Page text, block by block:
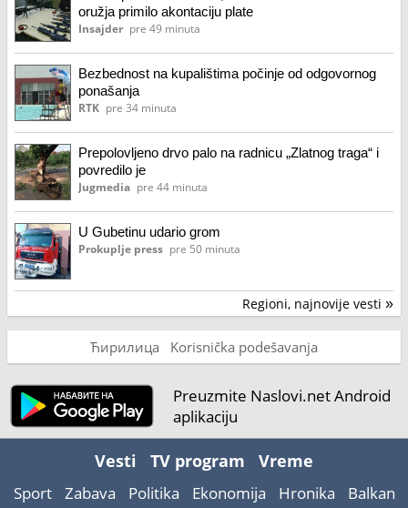
oružja primilo akontaciju plate
Insajder pre 49 minuta
Bezbednost na kupalištima počinje od odgovornog
ponašanja
RTK pre 34 minuta
Prepolovljeno drvo palo na radnicu „Zlatnog traga“ i
povredilo je
Jugmedia pre 44 minuta
U Gubetinu udario grom
Prokuplje press pre 50 minuta
Regioni, najnovije vesti »
Ћирилица Korisnička podešavanja
Preuzmite Naslovi.net Android
aplikaciju
Vesti TV program Vreme
Sport Zabava Politika Ekonomija Hronika Balkan